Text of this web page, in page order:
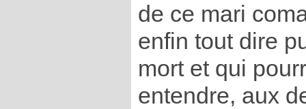
de ce mari
enfin tout dire
mort et qui
entendre, aux